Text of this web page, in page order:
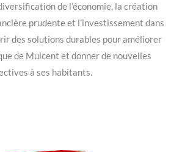
de l’économie, la création
prudente et l’investissement dans
des solutions durables pour améliorer
de Mulcent et donner de nouvelles
à ses habitants.